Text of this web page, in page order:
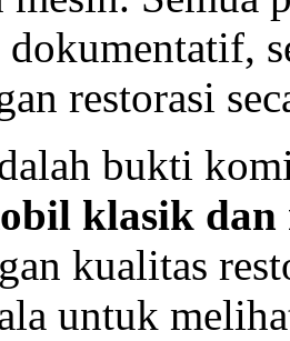
dokumentatif,
restorasi
bukti
klasik
kualitas
untuk